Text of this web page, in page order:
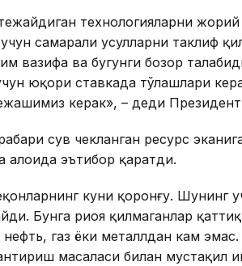
технологияларни
самарали усулларни таклиф
вазифа ва бугунги бозор
юқори ставкада тўлашлари
керак», – деди
сув чекланган ресурс
алоҳида эътибор қаратди.
куни қоронғу. Шунинг
Бунга риоя қилмаганлар
нефть, газ ёки металлдан кам
масаласи билан мустақил